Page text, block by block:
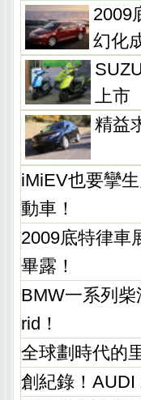
2009
幻化
上市
精益
iMiEV也要攣
動車！
2009底特律車
畢露！
BMW一系列
rid！
全球劃時代的
創紀錄！AUDI